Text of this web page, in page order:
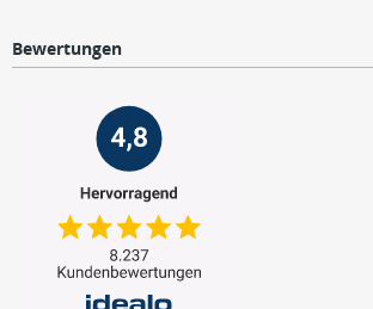
Bewertungen